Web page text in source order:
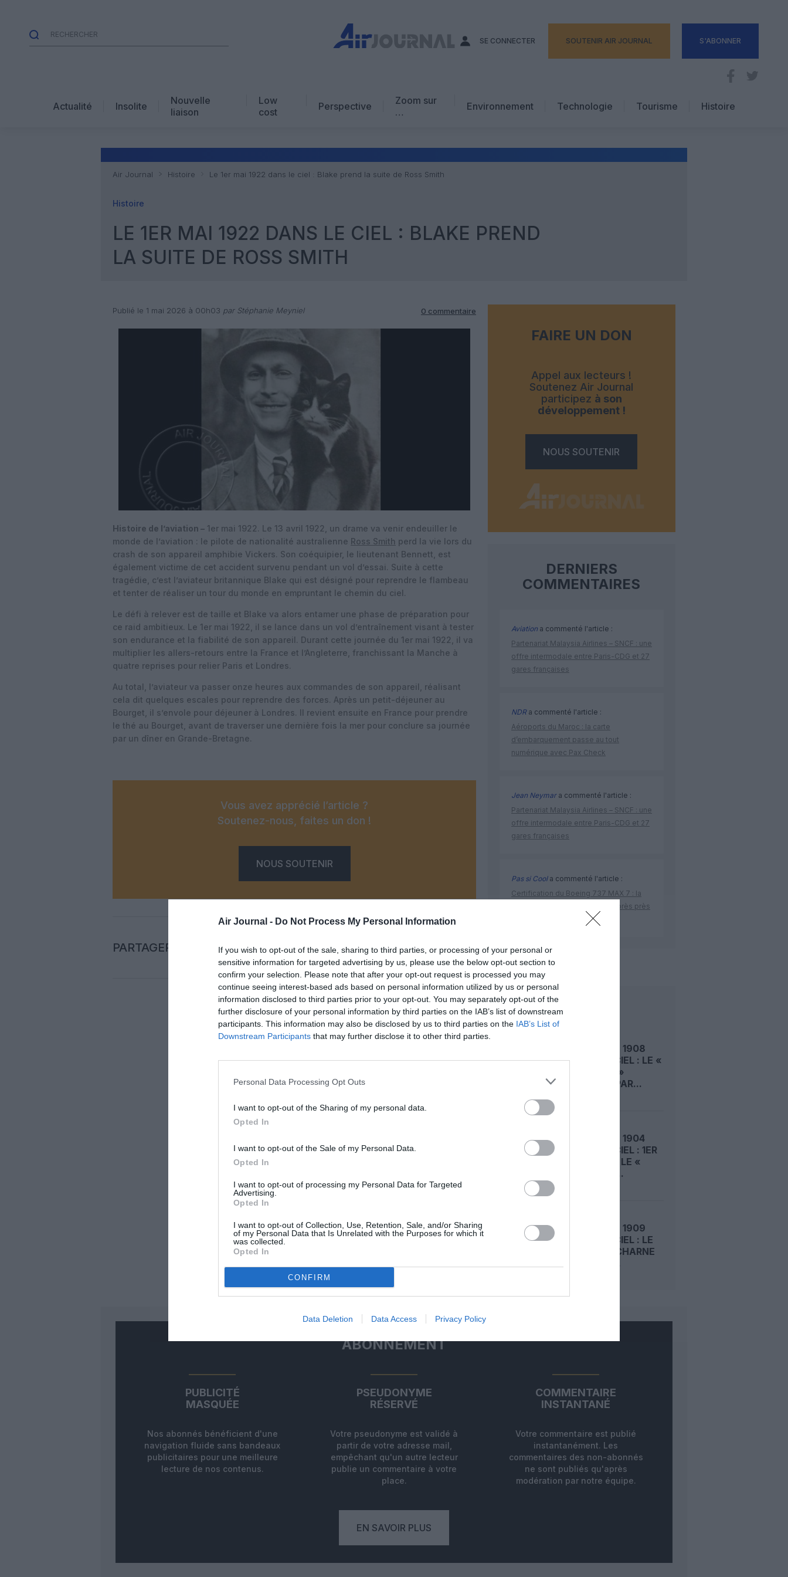
Air Journal - Do Not Process My Personal Information
If you wish to opt-out of the sale, sharing to third parties, or processing of your personal or
sensitive information for targeted advertising by us, please use the below opt-out section to
confirm your selection. Please note that after your opt-out request is processed you may
continue seeing interest-based ads based on personal information utilized by us or personal
information disclosed to third parties prior to your opt-out. You may separately opt-out of the
further disclosure of your personal information by third parties on the IAB’s list of downstream
participants. This information may also be disclosed by us to third parties on the IAB’s List of
Downstream Participants that may further disclose it to other third parties.
Personal Data Processing Opt Outs
I want to opt-out of the Sharing of my personal data.
Opted In
I want to opt-out of the Sale of my Personal Data.
Opted In
I want to opt-out of processing my Personal Data for Targeted
Advertising.
Opted In
I want to opt-out of Collection, Use, Retention, Sale, and/or Sharing
of my Personal Data that Is Unrelated with the Purposes for which it
was collected.
Opted In
CONFIRM
Data Deletion Data Access Privacy Policy
SE CONNECTER SOUTENIR AIR JOURNAL S'ABONNER
Actualité Insolite
Nouvelle
liaison
Low
cost
Perspective
Zoom sur
…
Avis d’expert
Environnement Technologie
Tourisme
Hôtellerie
Histoire
Air Journal Histoire Le 1er mai 1922 dans le ciel : Blake prend la suite de Ross Smith
Histoire
LE 1ER MAI 1922 DANS LE CIEL : BLAKE PREND
LA SUITE DE ROSS SMITH
Publié le 1 mai 2026 à 00h03 par Stéphanie Meyniel 0 commentaire
Histoire de l’aviation – 1er mai 1922. Le 13 avril 1922, un drame va venir endeuiller le
monde de l’aviation : le pilote de nationalité australienne Ross Smith perd la vie lors du
crash de son appareil amphibie Vickers. Son coéquipier, le lieutenant Bennett, est
également victime de cet accident survenu pendant un vol d’essai. Suite à cette
tragédie, c’est l’aviateur britannique Blake qui est désigné pour reprendre le flambeau
et tenter de réaliser un tour du monde en empruntant le chemin du ciel.
Le défi à relever est de taille et Blake va alors entamer une phase de préparation pour
ce raid ambitieux. Le 1er mai 1922, il se lance dans un vol d’entraînement visant à tester
son endurance et la fiabilité de son appareil. Durant cette journée du 1er mai 1922, il va
multiplier les allers-retours entre la France et l’Angleterre, franchissant la Manche à
quatre reprises pour relier Paris et Londres.
Au total, l’aviateur va passer onze heures aux commandes de son appareil, réalisant
cela dit quelques escales pour reprendre des forces. Après un petit-déjeuner au
Bourget, il s’envole pour déjeuner à Londres. Il revient ensuite en France pour prendre
le thé au Bourget, avant de traverser une dernière fois la mer pour conclure sa journée
par un dîner en Grande-Bretagne.
Vous avez apprécié l’article ?
Soutenez-nous, faites un don !
NOUS SOUTENIR
PARTAGER L'ARTICLE
FacebookTwitterPinterestLinkedInEmail Print
Aucun commentaire !
FAIRE UN DON
Appel aux lecteurs !
Soutenez Air Journal
participez à son
développement !
NOUS SOUTENIR
DERNIERS
COMMENTAIRES
Aviation a commenté l'article :
Partenariat Malaysia Airlines – SNCF : une
offre intermodale entre Paris-CDG et 27
gares françaises
NDRa commenté l'article :
Aéroports du Maroc : la carte
d’embarquement passe au tout
numérique avec Pax Check
Jean Neymara commenté l'article :
Partenariat Malaysia Airlines – SNCF : une
offre intermodale entre Paris-CDG et 27
gares françaises
Pas si Coola commenté l'article :
Certification du Boeing 737 MAX 7 : la
FAA donne enfin son feu vert après près
de dix ans de turbulence
histoire de l'aviation
LIRE AUSSI
LE 5 AOÛT 1908
DANS LE CIEL : LE «
ZEPPELIN »
DÉTRUIT PAR...
LE 4 AOÛT 1904
DANS LE CIEL : 1ER
VOL POUR LE «
LEBAUDY...
LE 3 AOÛT 1909
DANS LE CIEL : LE
SORT S’ACHARNE
ABONNEMENT
PUBLICITÉ
MASQUÉE
Nos abonnés bénéficient d'une
navigation fluide sans bandeaux
publicitaires pour une meilleure
lecture de nos contenus.
PSEUDONYME
RÉSERVÉ
Votre pseudonyme est validé à
partir de votre adresse mail,
empêchant qu'un autre lecteur
publie un commentaire à votre
place.
COMMENTAIRE
INSTANTANÉ
Votre commentaire est publié
instantanément. Les
commentaires des non-abonnés
ne sont publiés qu'après
modération par notre équipe.
EN SAVOIR PLUS